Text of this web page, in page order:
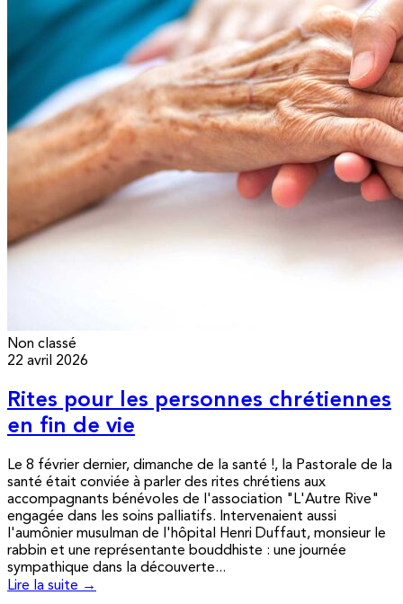
Non classé
22 avril 2026
Rites pour les personnes chrétiennes
en fin de vie
Le 8 février dernier, dimanche de la santé !, la Pastorale de la
santé était conviée à parler des rites chrétiens aux
accompagnants bénévoles de l'association "L'Autre Rive"
engagée dans les soins palliatifs. Intervenaient aussi
l'aumônier musulman de l'hôpital Henri Duffaut, monsieur le
rabbin et une représentante bouddhiste : une journée
sympathique dans la découverte...
Lire la suite →